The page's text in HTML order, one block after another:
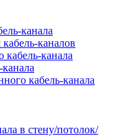
канала
каналов
кабель-канала
кабель-канала
в стену/потолок/